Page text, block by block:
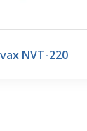
NVT-220